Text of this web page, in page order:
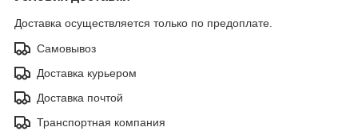
Доставка осуществляется только по предоплате.
Самовывоз
Доставка курьером
Доставка почтой
Транспортная компания